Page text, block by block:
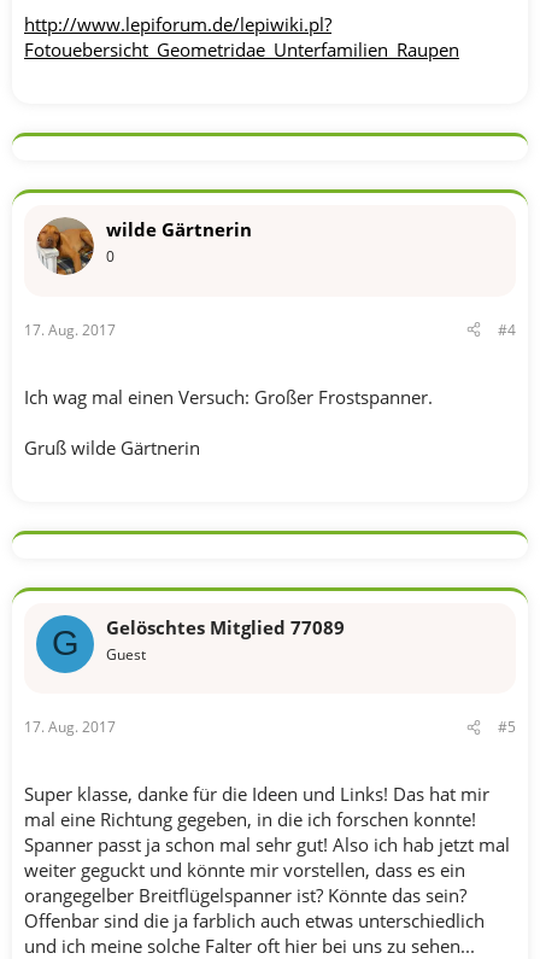
http://www.lepiforum.de/lepiwiki.pl?
Fotouebersicht_Geometridae_Unterfamilien_Raupen
wilde Gärtnerin
0
17. Aug. 2017 #4
Ich wag mal einen Versuch: Großer Frostspanner.
Gruß wilde Gärtnerin
G Gelöschtes Mitglied 77089
Guest
17. Aug. 2017 #5
Super klasse, danke für die Ideen und Links! Das hat mir
mal eine Richtung gegeben, in die ich forschen konnte!
Spanner passt ja schon mal sehr gut! Also ich hab jetzt mal
weiter geguckt und könnte mir vorstellen, dass es ein
orangegelber Breitflügelspanner ist? Könnte das sein?
Offenbar sind die ja farblich auch etwas unterschiedlich
und ich meine solche Falter oft hier bei uns zu sehen...